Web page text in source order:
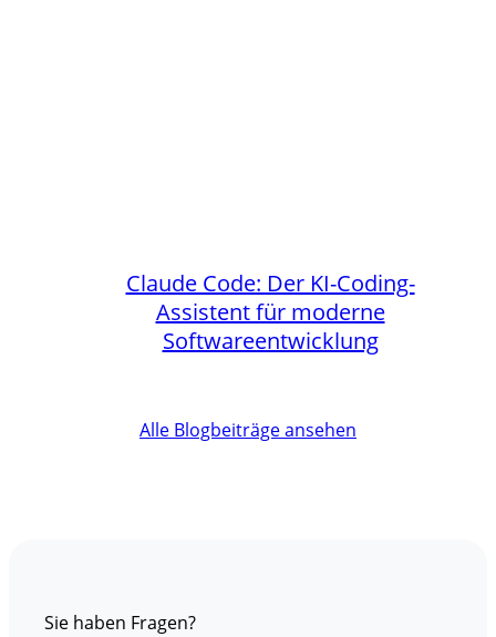
Claude Code: Der KI-Coding-
Assistent für moderne
Softwareentwicklung
Alle Blogbeiträge ansehen
Sie haben Fragen?